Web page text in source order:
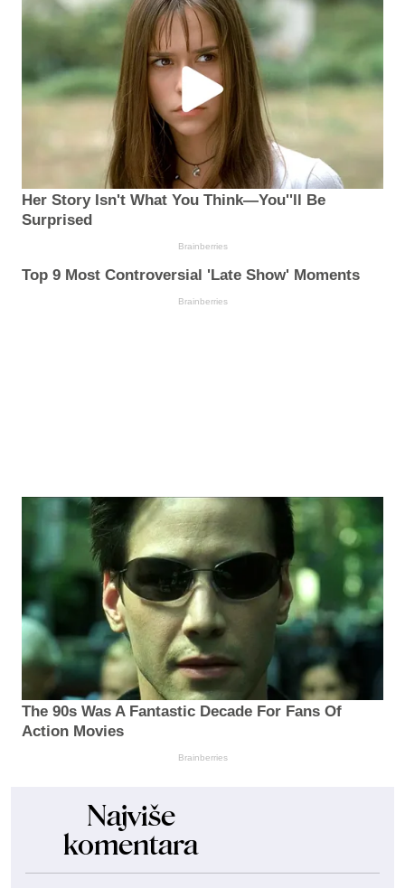
Her Story Isn't What You Think—You''ll Be
Surprised
Brainberries
Top 9 Most Controversial 'Late Show' Moments
Brainberries
The 90s Was A Fantastic Decade For Fans Of
Action Movies
Brainberries
Najviše
komentara